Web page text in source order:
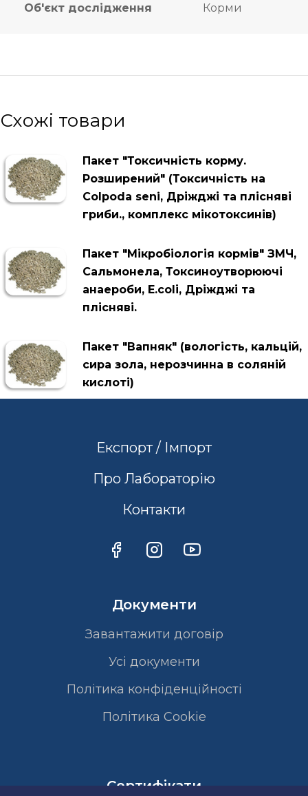
Об'єкт дослідження
Корми
Схожі товари
Пакет "Токсичність корму.
Розширений" (Токсичність на
Colpoda seni, Дріжджі та плісняві
гриби., комплекс мікотоксинів)
Пакет "Мікробіологія кормів" ЗМЧ,
Сальмонела, Токсиноутворюючі
анаероби, Е.colі, Дріжджі та
плісняві.
Пакет "Вапняк" (вологість, кальцій,
сира зола, нерозчинна в соляній
кислоті)
Експорт / Імпорт
Про Лабораторію
Контакти
Документи
Завантажити договір
Усі документи
Політика конфіденційності
Полiтика Cookie
Сертифікати